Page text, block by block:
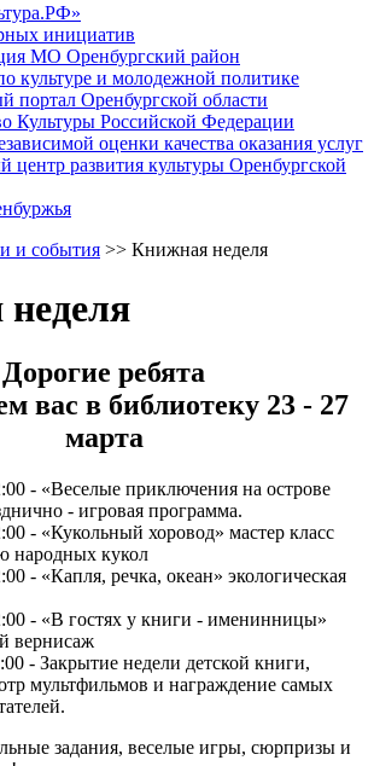
инициатив
МО Оренбургский район
культуре и молодежной политике
портал Оренбургской области
Культуры Российской Федерации
оценки качества оказания услуг
центр развития культуры Оренбургской
и события >> Книжная неделя
Дорогие ребята
вас в библиотеку 23 - 27
марта
- «Веселые приключения на острове
- игровая программа.
- «Кукольный хоровод» мастер класс
народных кукол
- «Капля, речка, океан» экологическая
- «В гостях у книги - именинницы»
вернисаж
- Закрытие недели детской книги,
мультфильмов и награждение самых
задания, веселые игры, сюрпризы и